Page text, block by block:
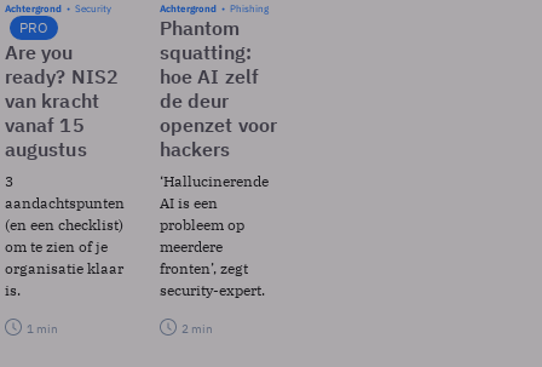
Achtergrond Security
PRO
Are you
ready? NIS2
van kracht
vanaf 15
augustus
3
aandachtspunten
(en een checklist)
om te zien of je
organisatie klaar
is.
1 min
Achtergrond Phishing
Phantom
squatting:
hoe AI zelf
de deur
openzet voor
hackers
‘Hallucinerende
AI is een
probleem op
meerdere
fronten’, zegt
security-expert.
2 min